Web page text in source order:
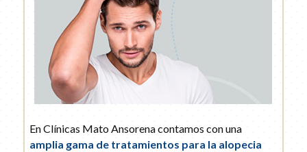
En Clínicas Mato Ansorena contamos con una
amplia gama de tratamientos para la alopecia